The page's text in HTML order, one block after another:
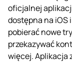
oficjalnej
dostępna na iOS
pobierać nowe
przekazywać
więcej. Aplikacja